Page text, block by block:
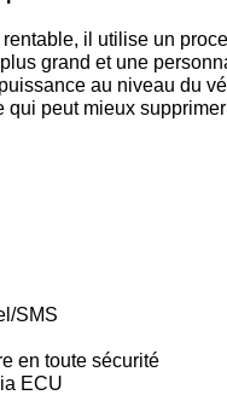
il utilise un
grand et une
au niveau du
qui peut mieux
SMS
en toute sécurité
ECU